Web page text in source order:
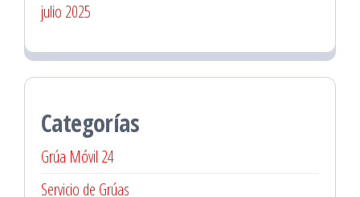
julio 2025
Categorías
Grúa Móvil 24
Servicio de Grúas